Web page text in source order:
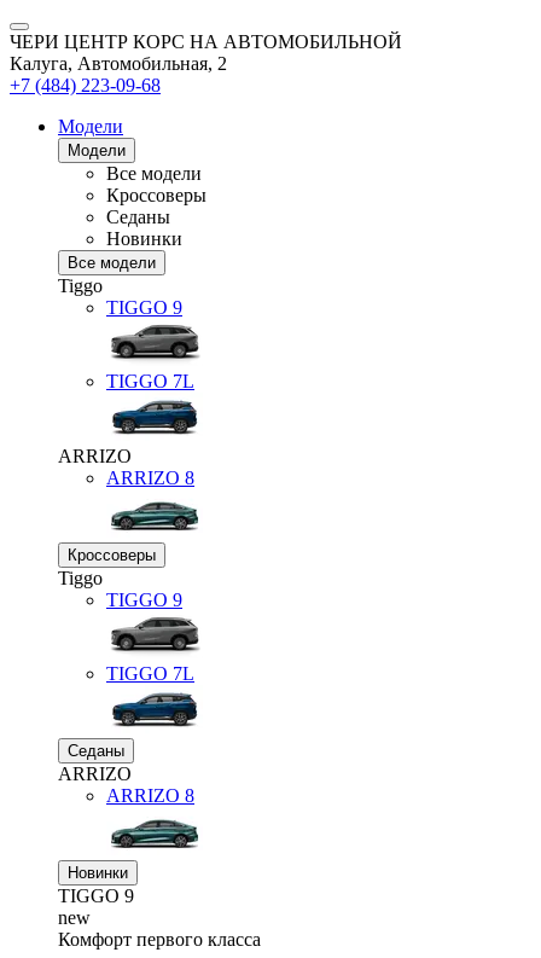
ЧЕРИ ЦЕНТР КОРС НА АВТОМОБИЛЬНОЙ
Калуга, Автомобильная, 2
+7 (484) 223-09-68
Модели
Модели
Все модели
Кроссоверы
Седаны
Новинки
Все модели
Tiggo
TIGGO 9
TIGGO 7L
ARRIZO
ARRIZO 8
Кроссоверы
Tiggo
TIGGO 9
TIGGO 7L
Седаны
ARRIZO
ARRIZO 8
Новинки
TIGGO 9
new
Комфорт первого класса